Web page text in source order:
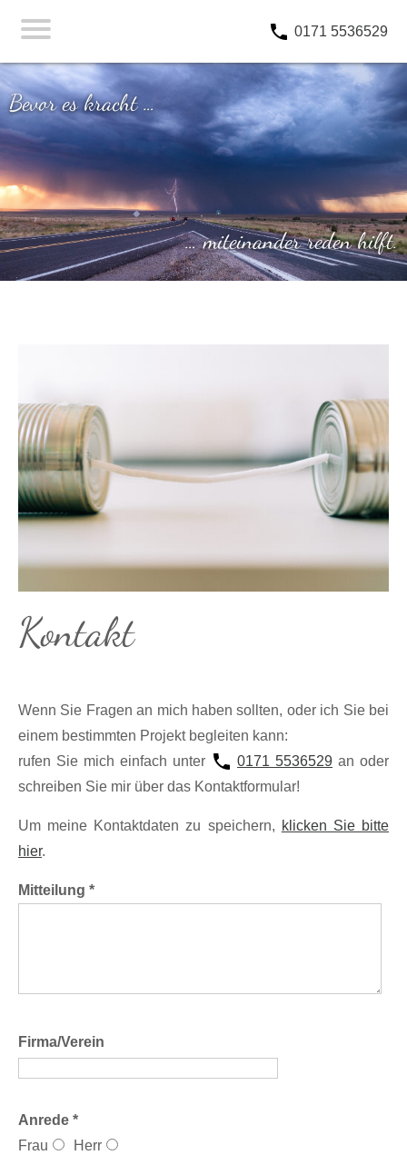
Bevor es kracht …
… miteinander reden hilft.
0171 5536529
Kontakt
Wenn Sie Fragen an mich haben soll­ten, oder ich Sie bei
einem be­stimmten Projekt be­gleiten kann:
rufen Sie mich einfach unter
0171 5536529 an oder
schrei­ben Sie mir über das Kontakt­formular!
Um meine Kontaktdaten zu speichern, klicken Sie bitte
hier.
Mitteilung *
Firma/Verein
Anrede *
Frau
Herr